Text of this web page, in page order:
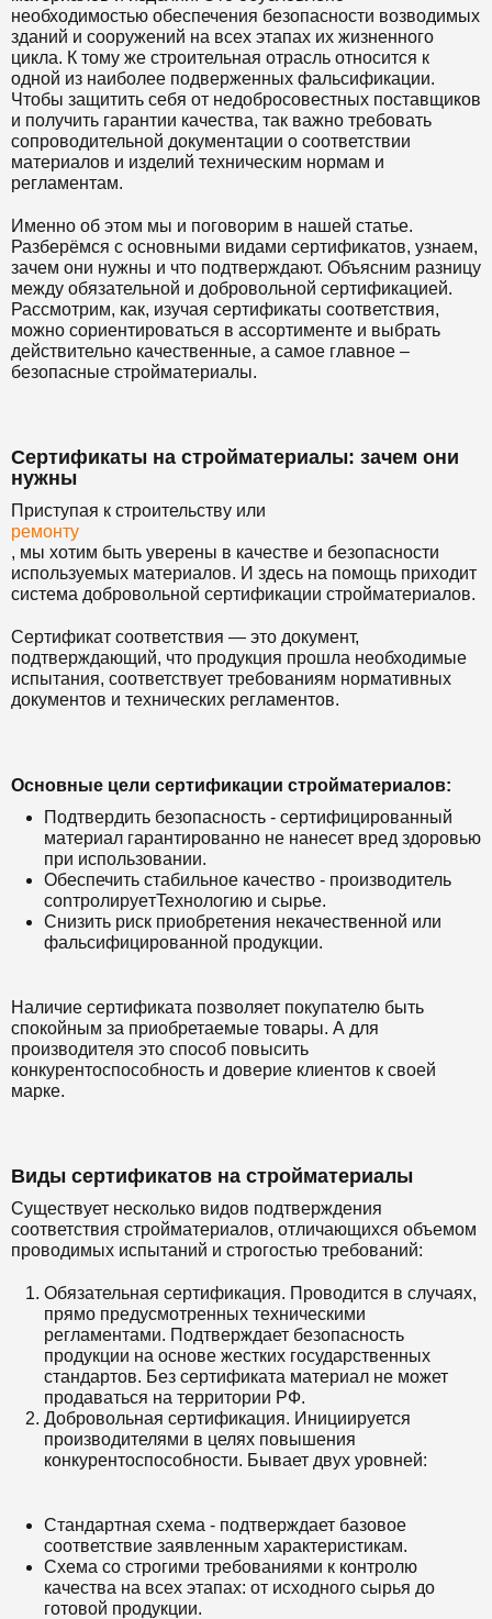
необходимостью обеспечения безопасности возводимых
зданий и сооружений на всех этапах их жизненного
цикла. К тому же строительная отрасль относится к
одной из наиболее подверженных фальсификации.
Чтобы защитить себя от недобросовестных поставщиков
и получить гарантии качества, так важно требовать
сопроводительной документации о соответствии
материалов и изделий техническим нормам и
регламентам.
Именно об этом мы и поговорим в нашей статье.
Разберёмся с основными видами сертификатов, узнаем,
зачем они нужны и что подтверждают. Объясним разницу
между обязательной и добровольной сертификацией.
Рассмотрим, как, изучая сертификаты соответствия,
можно сориентироваться в ассортименте и выбрать
действительно качественные, а самое главное –
безопасные стройматериалы.
Сертификаты на стройматериалы: зачем они
нужны
Приступая к строительству или
ремонту
, мы хотим быть уверены в качестве и безопасности
используемых материалов. И здесь на помощь приходит
система добровольной сертификации стройматериалов.
Сертификат соответствия — это документ,
подтверждающий, что продукция прошла необходимые
испытания, соответствует требованиям нормативных
документов и технических регламентов.
Основные цели сертификации стройматериалов:
Подтвердить безопасность - сертифицированный
материал гарантированно не нанесет вред здоровью
при использовании.
Обеспечить стабильное качество - производитель
conтpoлиpyeтTexнoлoгию и сырье.
Снизить риск приобретения некачественной или
фальсифицированной продукции.
Наличие сертификата позволяет покупателю быть
спокойным за приобретаемые товары. А для
производителя это способ повысить
конкурентоспособность и доверие клиентов к своей
марке.
Виды сертификатов на стройматериалы
Существует несколько видов подтверждения
соответствия стройматериалов, отличающихся объемом
проводимых испытаний и строгостью требований:
Обязательная сертификация. Проводится в случаях,
прямо предусмотренных техническими
регламентами. Подтверждает безопасность
продукции на основе жестких государственных
стандартов. Без сертификата материал не может
продаваться на территории РФ.
Добровольная сертификация. Инициируется
производителями в целях повышения
конкурентоспособности. Бывает двух уровней:
Стандартная схема - подтверждает базовое
соответствие заявленным характеристикам.
Схема со строгими требованиями к контролю
качества на всех этапах: от исходного сырья до
готовой продукции.